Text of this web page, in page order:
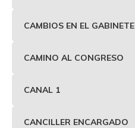
CAMBIOS EN EL GABINETE
CAMINO AL CONGRESO
CANAL 1
CANCILLER ENCARGADO